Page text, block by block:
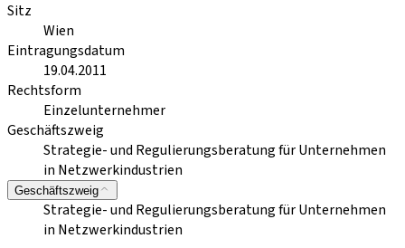
Sitz
Wien
Eintragungsdatum
19.04.2011
Rechtsform
Einzelunternehmer
Geschäftszweig
Strategie- und Regulierungsberatung für Unternehmen
in Netzwerkindustrien
Geschäftszweig
Strategie- und Regulierungsberatung für Unternehmen
in Netzwerkindustrien